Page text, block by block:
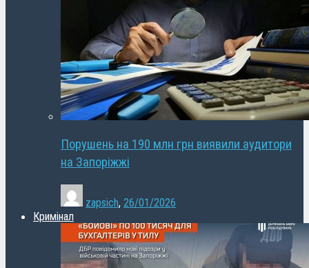
Порушень на 190 млн грн виявили аудитори
на Запоріжжі
zapsich, 26/01/2026
Кримінал